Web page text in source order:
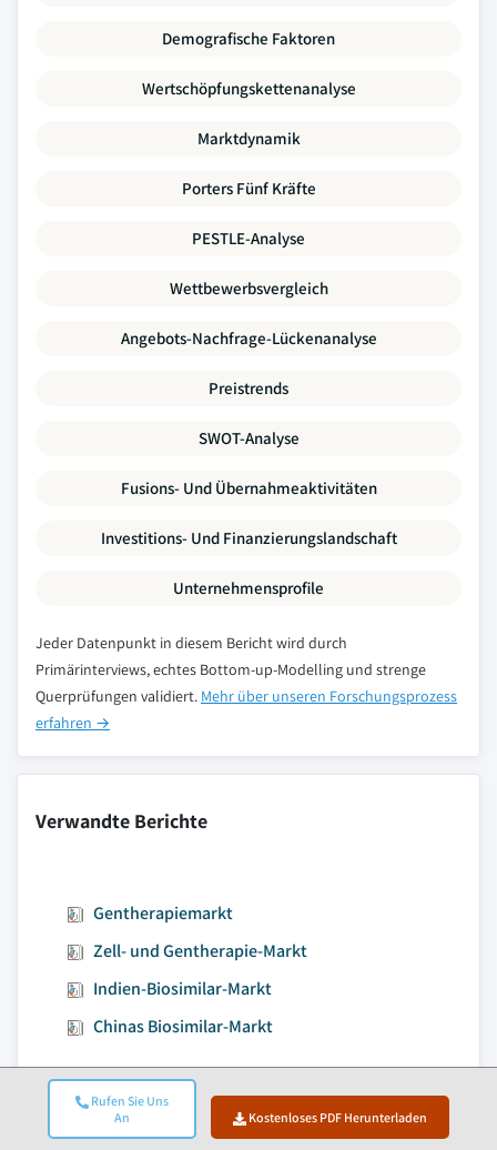
Rufen Sie Uns
An
Kostenloses PDF Herunterladen
Demografische Faktoren
Wertschöpfungskettenanalyse
Marktdynamik
Porters Fünf Kräfte
PESTLE-Analyse
Wettbewerbsvergleich
Angebots-Nachfrage-Lückenanalyse
Preistrends
SWOT-Analyse
Fusions- Und Übernahmeaktivitäten
Investitions- Und Finanzierungslandschaft
Unternehmensprofile
Jeder Datenpunkt in diesem Bericht wird durch
Primärinterviews, echtes Bottom-up-Modelling und strenge
Querprüfungen validiert. Mehr über unseren Forschungsprozess
erfahren →
Verwandte Berichte
Gentherapiemarkt
Zell- und Gentherapie-Markt
Indien-Biosimilar-Markt
Chinas Biosimilar-Markt
Zum Inhalt springen